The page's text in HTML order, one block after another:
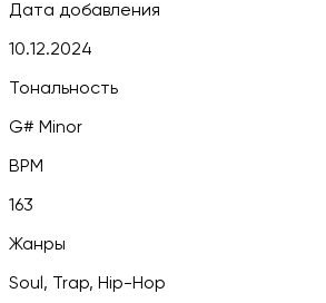
Дата добавления
10.12.2024
Тональность
G# Minor
BPM
163
Жанры
Soul, Trap, Hip-Hop